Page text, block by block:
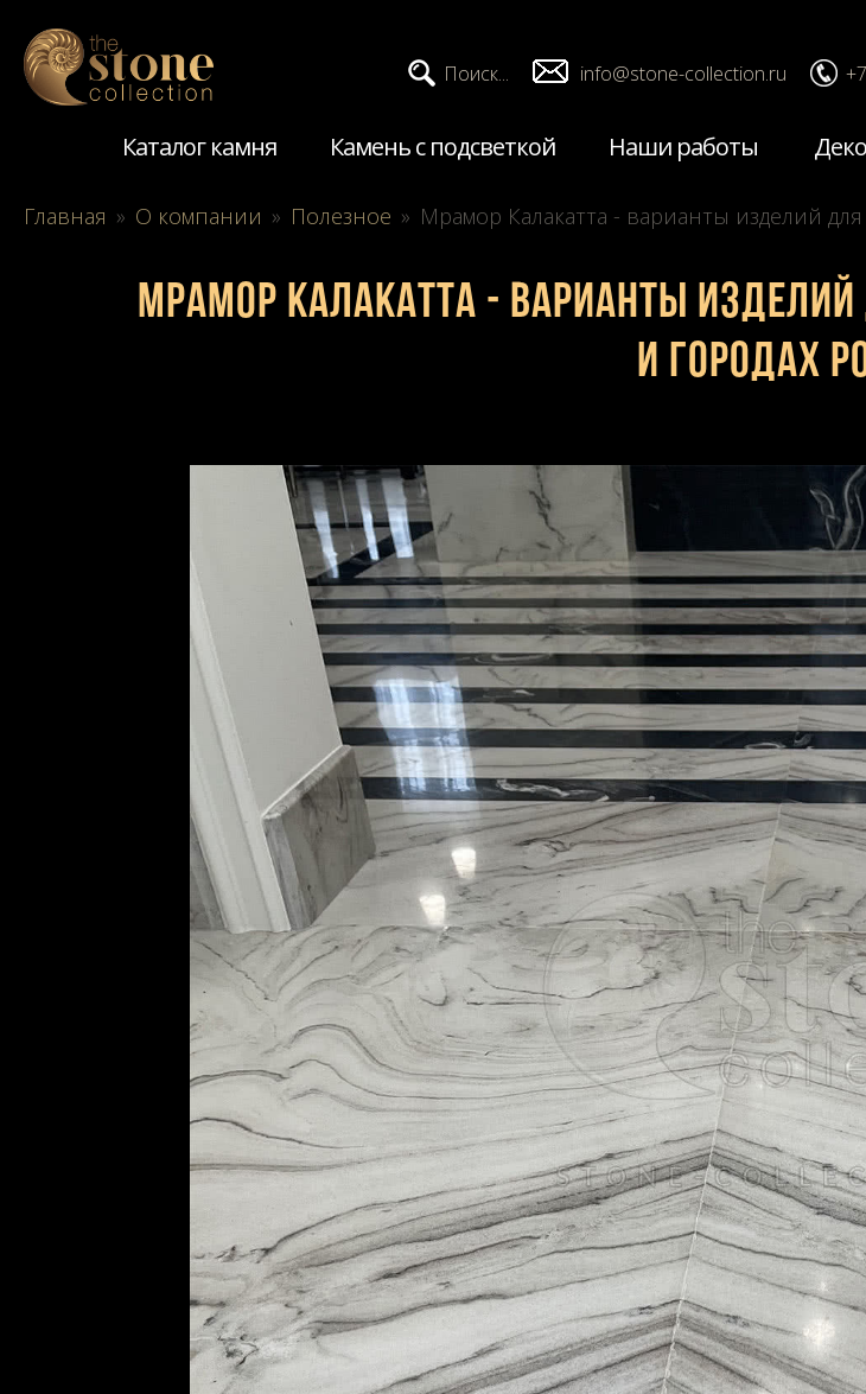
Поиск... info@stone-collection.ru
Каталог камня Камень с подсветкой Наши работы
Главная » О компании » Полезное » Мрамор Калакатта - варианты изделий
Мрамор Калакатта - варианты изделий
и городах